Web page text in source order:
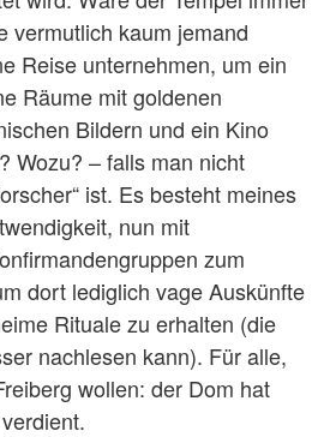
vermutlich kaum jemand
Reise unternehmen, um ein
Räume mit goldenen
Bildern und ein Kino
Wozu? – falls man nicht
ist. Es besteht meines
nun mit
zum
dort lediglich vage Auskünfte
Rituale zu erhalten (die
nachlesen kann). Für alle,
wollen: der Dom hat